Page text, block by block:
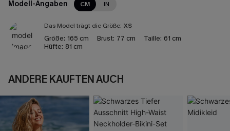
Modell-Angaben CM IN
Das Model trägt die Größe: XS
Größe: 165 cm Brust: 77 cm Taille: 61 cm
Hüfte: 81 cm
ANDERE KAUFTEN AUCH